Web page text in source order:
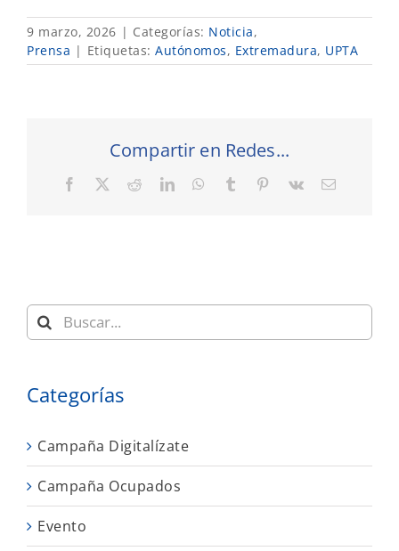
9 marzo, 2026 | Categorías: Noticia,
Prensa | Etiquetas: Autónomos, Extremadura, UPTA
Compartir en Redes...
Facebook RedditLinkedInWhatsApp
Tumblr Pinterest
Vk
Correo
Buscar:
Categorías
Campaña Digitalízate
Campaña Ocupados
Evento